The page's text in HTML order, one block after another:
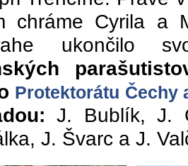
chráme Cyrila a
ukončilo
Protektorátu Čechy
J. Bublík, J.
J. Švarc a J.